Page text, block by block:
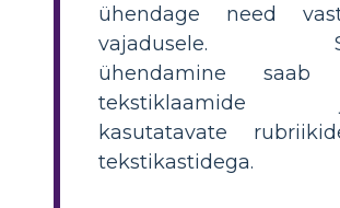
ühendage need
vajadusele.
ühendamine saab
tekstiklaamide
kasutatavate
tekstikastidega.